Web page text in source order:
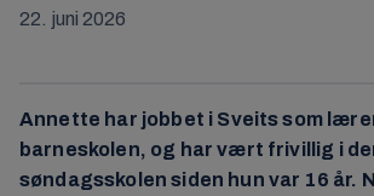
22. juni 2026
Annette har jobbet i Sveits som
barneskolen, og har vært frivillig i
søndagsskolen siden hun var 16 år.